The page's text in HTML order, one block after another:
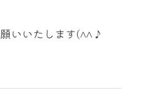
いいたします(^^♪